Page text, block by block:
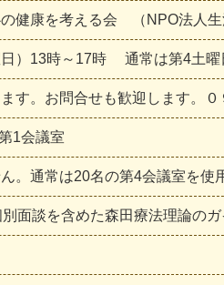
の健康を考え る会 （ N PO法人生
日 ） 13時～ 17時 通常は第4土曜
ま す。 お問合せも歓迎 し ま す。 ０
1会議室
ん。 通常は20名の第4会議室を使
別 面談を含めた森田療法理論のガ